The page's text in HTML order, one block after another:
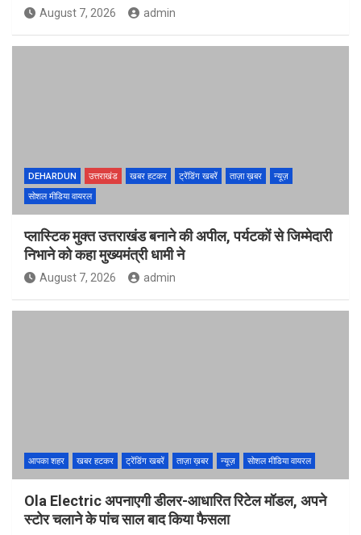
August 7, 2026 admin
DEHARDUN उत्तराखंड खबर हटकर ट्रेंडिंग खबरें ताज़ा ख़बर
न्यूज़
सोशल मीडिया वायरल
प्लास्टिक मुक्त उत्तराखंड बनाने की अपील, पर्यटकों से जिम्मेदारी
निभाने को कहा मुख्यमंत्री धामी ने
August 7, 2026 admin
आपका शहर खबर हटकर ट्रेंडिंग खबरें ताज़ा ख़बर न्यूज़ सोशल मीडिया वायरल
Ola Electric अपनाएगी डीलर-आधारित रिटेल मॉडल, अपने
स्टोर चलाने के पांच साल बाद किया फैसला